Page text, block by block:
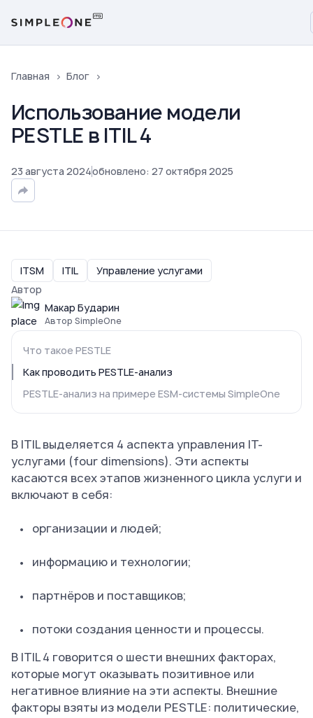
Главная Блог
Использование модели
PESTLE в ITIL 4
23 августа 2024обновлено: 27 октября 2025
В ITIL выделяется 4 аспекта управления IT-
услугами (four dimensions). Эти аспекты
касаются всех этапов жизненного цикла услуги и
включают в себя:
организации и людей;
информацию и технологии;
партнёров и поставщиков;
потоки создания ценности и процессы.
В ITIL 4 говорится о шести внешних факторах,
которые могут оказывать позитивное или
негативное влияние на эти аспекты. Внешние
факторы взяты из модели PESTLE: политические,
ITSM ITIL
Управление услугами
Автор
Макар Бударин
Автор SimpleOne
Что такое PESTLE
Как проводить PESTLE-анализ
PESTLE-анализ на примере ESM-системы SimpleOne